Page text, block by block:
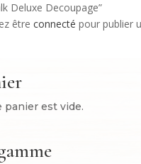
Deluxe Decoupage”
être connecté pour publier
panier est vide.